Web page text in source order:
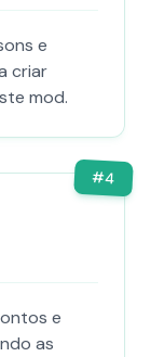
e
criar
mod.
#4
e
as